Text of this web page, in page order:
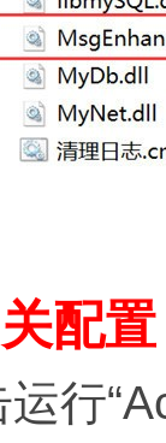
配置
运行